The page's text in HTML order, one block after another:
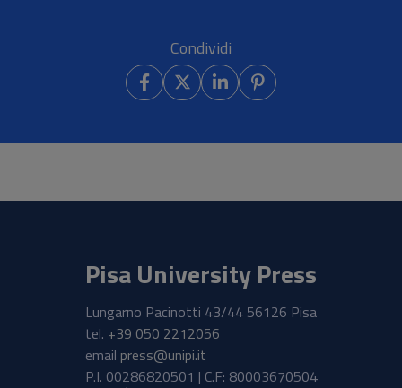
Condividi
Pisa University Press
Lungarno Pacinotti 43/44 56126 Pisa
tel. +39 050 2212056
email press@unipi.it
P.I. 00286820501 | C.F: 80003670504